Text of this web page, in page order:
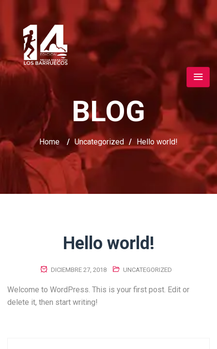
BLOG
Home / Uncategorized / Hello world!
Hello world!
DICIEMBRE 27, 2018 UNCATEGORIZED
Welcome to WordPress. This is your first post. Edit or
delete it, then start writing!